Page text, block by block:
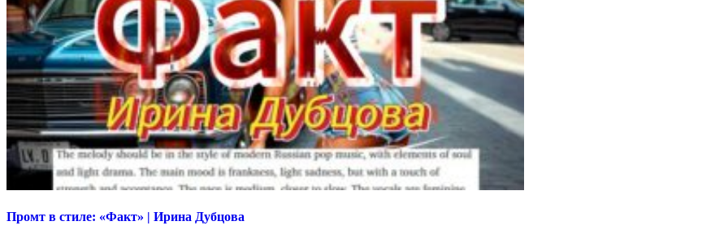
Промт в стиле: «Факт» | Ирина Дубцова